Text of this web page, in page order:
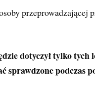
przeprowadzającej
dotyczył tylko
sprawdzone podczas